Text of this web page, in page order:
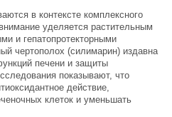
в контексте комплексного
уделяется растительным
и гепатопротекторными
чертополох (силимарин) издавна
печени и защиты
показывают, что
действие,
клеток и уменьшать